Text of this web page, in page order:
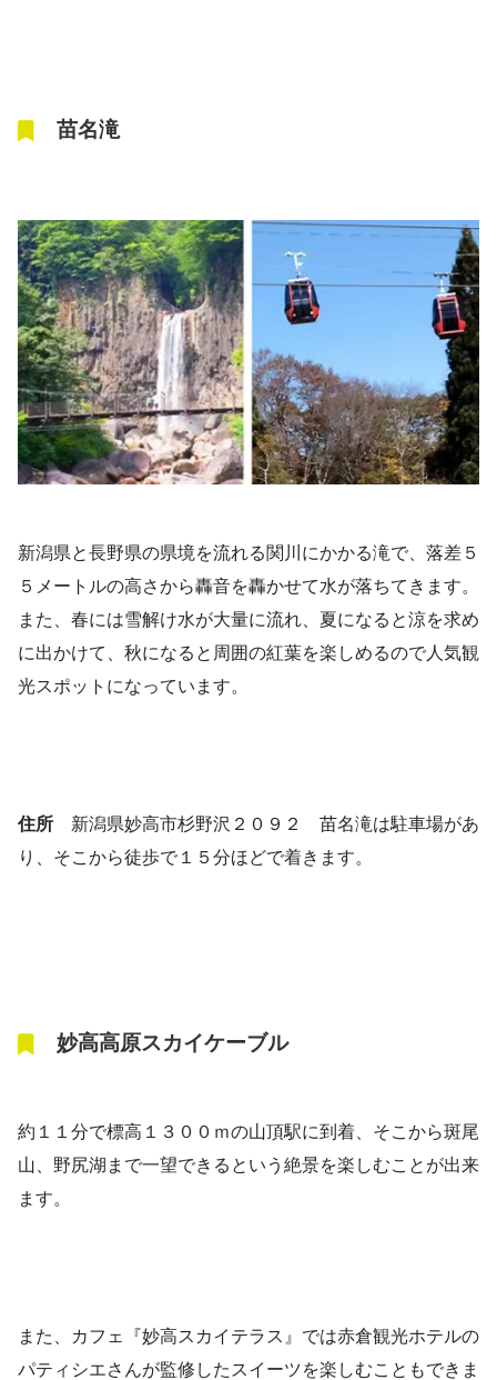
苗名滝
新潟県と長野県の県境を流れる関川にかかる滝で、落差５
５メートルの高さから轟音を轟かせて水が落ちてきます。
また、春には雪解け水が大量に流れ、夏になると涼を求め
に出かけて、秋になると周囲の紅葉を楽しめるので人気観
光スポットになっています。
住所 新潟県妙高市杉野沢２０９２ 苗名滝は駐車場があ
り、そこから徒歩で１５分ほどで着きます。
妙高高原スカイケーブル
約１１分で標高１３００ｍの山頂駅に到着、そこから斑尾
山、野尻湖まで一望できるという絶景を楽しむことが出来
ます。
また、カフェ『妙高スカイテラス』では赤倉観光ホテルの
パティシエさんが監修したスイーツを楽しむこともできま